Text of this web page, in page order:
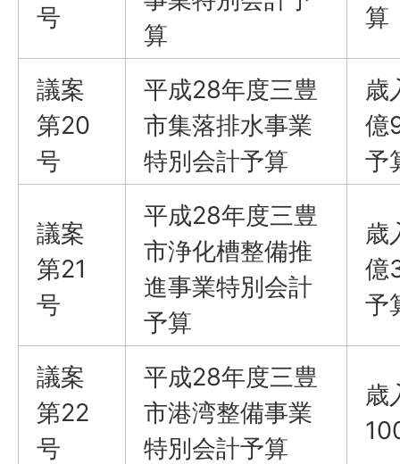
号
算
算
議案
第20
号
平成28年度三豊
市集落排水事業
特別会計予算
歳
億
予
議案
第21
号
平成28年度三豊
市浄化槽整備推
進事業特別会計
予算
歳
億
予
議案
第22
号
平成28年度三豊
市港湾整備事業
特別会計予算
歳